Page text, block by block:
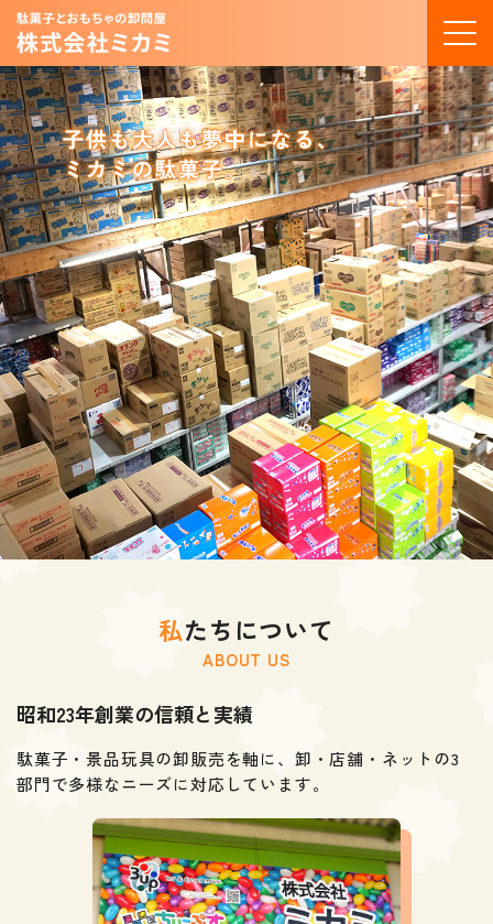
私たちについて
ABOUT US
昭和23年創業の信頼と実績
駄菓子・景品玩具の卸販売を軸に、 卸・店舗・ネットの3
部門で多様なニーズに対応しています。